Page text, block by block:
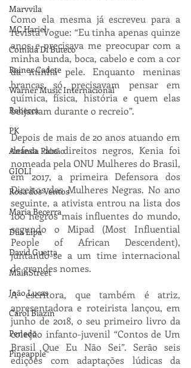
Marvvila
MC Hariel
Comida Di Buteco
Rainer Cadete
Warner Music Internacional
Rebecca
PK
Ananda Paixão
GIOLI
Rosa dos Ventos
Maria Becerra
Dua Lipa
David Guetta
MainStreet
João Lucas
Carol Biazin
Penedo
Pineapple
Como ela mesma já escreveu para a
revista Vogue: “Eu tinha apenas quinze
anos e precisava me preocupar com a
minha bunda, boca, cabelo e com a cor
da minha pele. Enquanto meninas
brancas só precisavam pensar em
química, física, história e quem elas
beijariam durante o recreio”.
Depois de mais de 20 anos atuando em
defesa dos direitos negros, Kenia foi
nomeada pela ONU Mulheres do Brasil,
em 2017, a primeira Defensora dos
Direitos das Mulheres Negras. No ano
seguinte, a ativista entrou na lista dos
100 negros mais influentes do mundo,
segundo o Mipad (Most Influential
People of African Descendent),
juntando-se a um time internacional
de grandes nomes.
A escritora, que também é atriz,
apresentadora e roteirista lançou, em
junho de 2018, o seu primeiro livro da
coleção infanto-juvenil “Contos de Um
Brasil Que Eu Não Sei”. Serão seis
edições com adaptações lúdicas da